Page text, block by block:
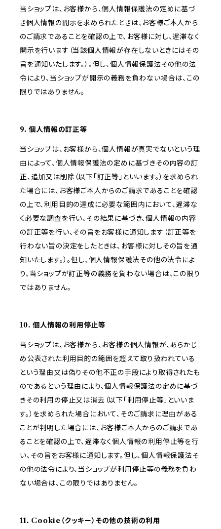
当ショップは、お客様から、個人情報保護法の定めに基づ
き個人情報の開示を求められたときは、お客様ご本人から
のご請求であることを確認の上で、お客様に対し、遅滞なく
開示を行います（当該個人情報が存在しないときにはその
旨を通知いたします。）。但し、個人情報保護法その他の法
令により、当ショップが開示の義務を負わない場合は、この
限りではありません。
9. 個人情報の訂正等
当ショップは、お客様から、個人情報が真実でないという理
由によって、個人情報保護法の定めに基づきその内容の訂
正、追加又は削除（以下「訂正等」といいます。）を求められ
た場合には、お客様ご本人からのご請求であることを確認
の上で、利用目的の達成に必要な範囲内において、遅滞な
く必要な調査を行い、その結果に基づき、個人情報の内容
の訂正等を行い、その旨をお客様に通知します（訂正等を
行わない旨の決定をしたときは、お客様に対しその旨を通
知いたします。）。但し、個人情報保護法その他の法令によ
り、当ショップが訂正等の義務を負わない場合は、この限り
ではありません。
10. 個人情報の利用停止等
当ショップは、お客様から、お客様の個人情報が、あらかじ
め公表された利用目的の範囲を超えて取り扱われている
という理由又は偽りその他不正の手段により取得されたも
のであるという理由により、個人情報保護法の定めに基づ
きその利用の停止又は消去（以下「利用停止等」といいま
す。）を求められた場合において、そのご請求に理由がある
ことが判明した場合には、お客様ご本人からのご請求であ
ることを確認の上で、遅滞なく個人情報の利用停止等を行
い、その旨をお客様に通知します。但し、個人情報保護法そ
の他の法令により、当ショップが利用停止等の義務を負わ
ない場合は、この限りではありません。
11. Cookie（クッキー）その他の技術の利用